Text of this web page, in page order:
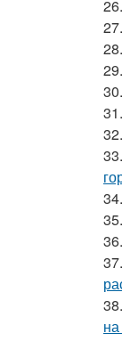
26.
27.
28.
29.
30.
31.
32.
33.
34.
35.
36.
37.
38.